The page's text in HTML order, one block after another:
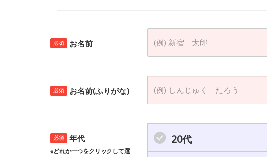
必須 お名前
必須 お名前(ふりがな)
必須 年代
※どれか一つをクリックして選
20代